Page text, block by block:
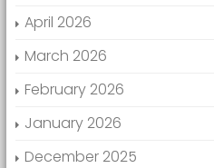
April 2026
March 2026
February 2026
January 2026
December 2025